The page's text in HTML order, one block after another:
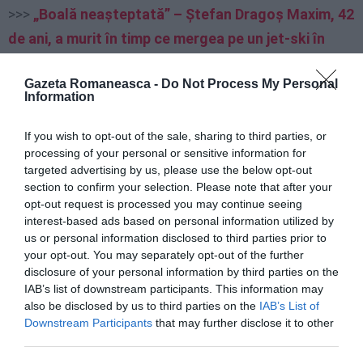
Gazeta Romaneasca - Do Not Process My Personal
Information
If you wish to opt-out of the sale, sharing to third parties, or
processing of your personal or sensitive information for
targeted advertising by us, please use the below opt-out
section to confirm your selection. Please note that after your
opt-out request is processed you may continue seeing
interest-based ads based on personal information utilized by
us or personal information disclosed to third parties prior to
your opt-out. You may separately opt-out of the further
disclosure of your personal information by third parties on the
IAB’s list of downstream participants. This information may
also be disclosed by us to third parties on the IAB’s List of
Downstream Participants that may further disclose it to other
>>> „Boală neașteptată” – Ștefan Dragoș Maxim, 42
de ani, a murit în timp ce mergea pe un jet-ski în
îneacă
O altă tragedie a avut loc în Torre del Greco, provincia
Napoli, unde un băiat de doar 16 ani și-a pierdut viața
în mare. Incidentul s-a petrecut în jurul prânzului, pe
via Litoranea. Potrivit rapoartelor locale, tânărul ar fi
plonjat în mare și s-a înecat la scurt timp după
aceea, din motive încă necunoscute.